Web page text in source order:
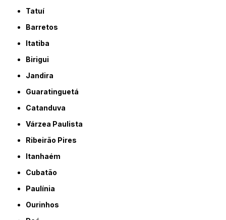
Tatuí
Barretos
Itatiba
Birigui
Jandira
Guaratinguetá
Catanduva
Várzea Paulista
Ribeirão Pires
Itanhaém
Cubatão
Paulínia
Ourinhos